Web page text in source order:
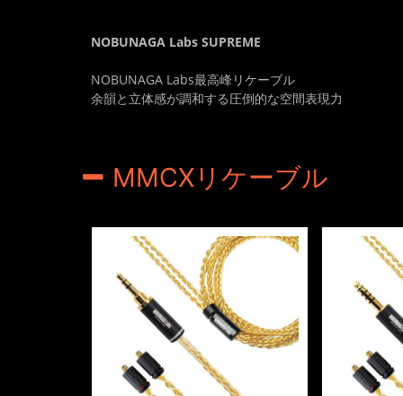
NOBUNAGA Labs SUPREME
NOBUNAGA Labs最高峰リケーブル
余韻と立体感が調和する圧倒的な空間表現力
MMCXリケーブル